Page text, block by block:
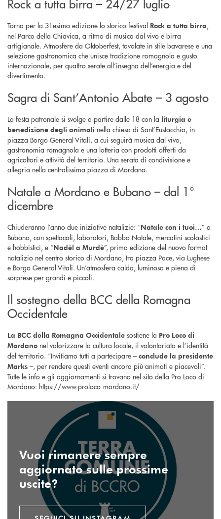
Torna per la 31esima edizione lo storico festival Rock a tutta birra,
nel Parco della Chiavica, a ritmo di musica dal vivo e birra
artigianale. Atmosfere da Oktoberfest, tavolate in stile bavarese e una
selezione gastronomica che unisce tradizione romagnola e gusto
internazionale, per quattro serate all’insegna dell’energia e del
divertimento.
Sagra di Sant’Antonio Abate – 3 agosto
La festa patronale si svolge a partire dalle 18 con la liturgia e
benedizione degli animali nella chiesa di Sant’Eustacchio, in
piazza Borgo General Vitali, a cui seguirà musica dal vivo,
gastronomia romagnola e una lotteria con prodotti offerti da
agricoltori e attività del territorio. Una serata di condivisione e
allegria nella centralissima piazza di Mordano.
Natale a Mordano e Bubano – dal 1°
dicembre
Chiuderanno l’anno due iniziative natalizie: “Natale con i tuoi…” a
Bubano, con spettacoli, laboratori, Babbo Natale, mercatini scolastici
e hobbistici, e “Nadèl a Murdè”, prima edizione del nuovo format
natalizio nel centro storico di Mordano, tra piazza Pace, via Lughese
e Borgo General Vitali. Un’atmosfera calda, luminosa e piena di
sorprese per grandi e piccoli.
Il sostegno della BCC della Romagna
Occidentale
La BCC della Romagna Occidentale sostiene la Pro Loco di
Mordano nel valorizzare la cultura locale, il volontariato e l’identità
del territorio. “Invitiamo tutti a partecipare – conclude la presidente
Marks –, per rendere questi eventi ancora più animati e piacevoli”.
Tutte le info e gli aggiornamenti si trovano nel sito della Pro Loco di
Mordano: https://www.proloco-mordano.it/
Vuoi rimanere sempre
aggiornato sulle prossime
uscite?